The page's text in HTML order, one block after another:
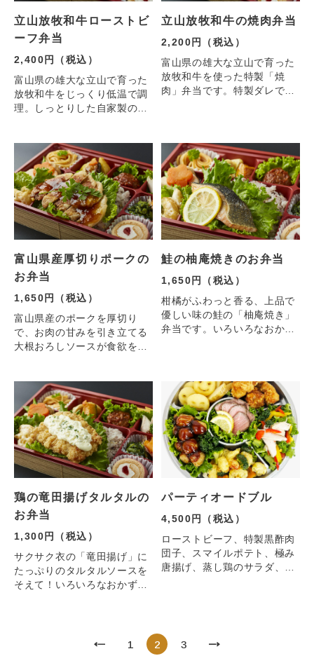
立山放牧和牛ローストビ
ーフ弁当
2,400円（税込）
富山県の雄大な立山で育った
放牧和牛をじっくり低温で調
理。しっとりした自家製のロ
立山放牧和牛の焼肉弁当
2,200円（税込）
富山県の雄大な立山で育った
放牧和牛を使った特製「焼
肉」弁当です。特製ダレでご
富山県産厚切りポークの
お弁当
1,650円（税込）
富山県産のポークを厚切り
で、お肉の甘みを引き立てる
大根おろしソースが食欲をさ
鮭の柚庵焼きのお弁当
1,650円（税込）
柑橘がふわっと香る、上品で
優しい味の鮭の「柚庵焼き」
弁当です。いろいろなおかず
鶏の竜田揚げタルタルの
お弁当
1,300円（税込）
サクサク衣の「竜田揚げ」に
たっぷりのタルタルソースを
そえて！いろいろなおかずも
パーティオードブル
4,500円（税込）
ローストビーフ、特製黒酢肉
団子、スマイルポテト、極み
唐揚げ、蒸し鶏のサラダ、エ
1 2 3